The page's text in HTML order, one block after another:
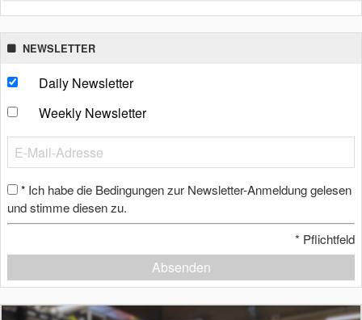
NEWSLETTER
Daily Newsletter
Weekly Newsletter
* Ich habe die Bedingungen zur Newsletter-Anmeldung gelesen
und stimme diesen zu.
* Pflichtfeld
Absenden